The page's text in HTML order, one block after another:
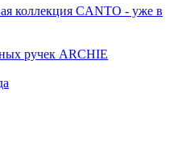
коллекция CANTO - уже в
ручек ARCHIE